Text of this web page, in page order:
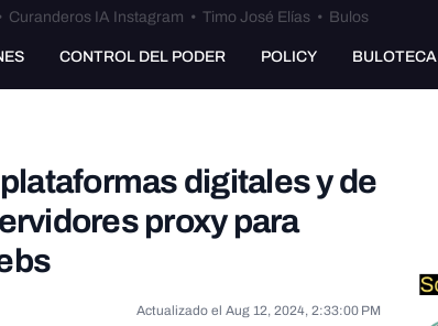
Curanderos IA Instagram • Timo José Elías • Bulos
CONTROL DEL PODER POLICY BULOTECA
digitales y de
proxy para
Actualizado el Aug 12, 2024, 2:33:00 PM